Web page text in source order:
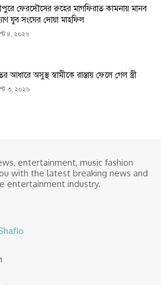
ফেরদৌসের রুহের মাগফিরাত কামনায় মানব
যুব সংঘের দোয়া মাহফিল
৪, ২০২৬
আধারে অসুস্থ স্বামীকে রাস্তায় ফেলে গেল স্ত্রী
৩, ২০২৬
entertainment, music fashion
with the latest breaking news and
entertainment industry.